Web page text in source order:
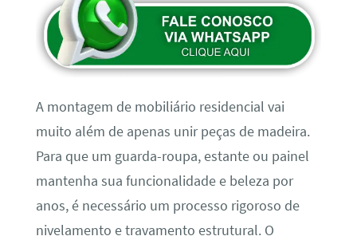
A montagem de mobiliário residencial vai
muito além de apenas unir peças de madeira.
Para que um guarda-roupa, estante ou painel
mantenha sua funcionalidade e beleza por
anos, é necessário um processo rigoroso de
nivelamento e travamento estrutural. O